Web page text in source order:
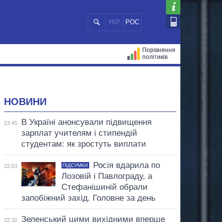
УКР РОС
Порівняння
політиків
НОВИНИ
23:45
В Україні анонсували підвищення
зарплат учителям і стипендій
студентам: як зростуть виплати
22:53 ПІДСУМКИ
Росія вдарила по
Лозовій і Павлограду, а
Стефанішиній обрали
запобіжний захід. Головне за день
22:32
Зеленський цими вихідними вперше